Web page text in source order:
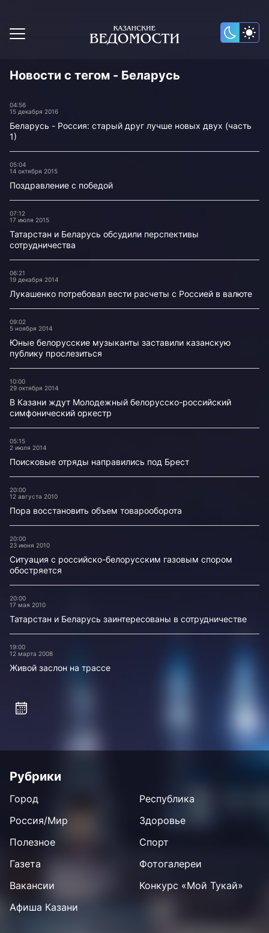
Новости с тегом - Беларусь
04:56
15 декабря 2016
Беларусь - Россия: старый друг лучше новых двух (часть
1)
05:04
14 октября 2015
Поздравление с победой
07:12
17 июля 2015
Татарстан и Беларусь обсудили перспективы
сотрудничества
06:21
19 декабря 2014
Лукашенко потребовал вести расчеты с Россией в валюте
09:02
5 ноября 2014
Юные белорусские музыканты заставили казанскую
публику прослезиться
10:00
29 октября 2014
В Казани ждут Молодежный белорусско-российский
симфонический оркестр
05:15
2 июля 2014
Поисковые отряды направились под Брест
20:00
12 августа 2010
Пора восстановить объем товарооборота
20:00
23 июня 2010
Ситуация с российско-белорусским газовым спором
обостряется
20:00
17 мая 2010
Татарстан и Беларусь заинтересованы в сотрудничестве
19:00
12 марта 2008
Живой заслон на трассе
Рубрики
Город
Республика
Россия/Мир
Здоровье
Полезное
Спорт
Газета
Фотогалереи
Вакансии
Конкурс «Мой Тукай»
Афиша Казани